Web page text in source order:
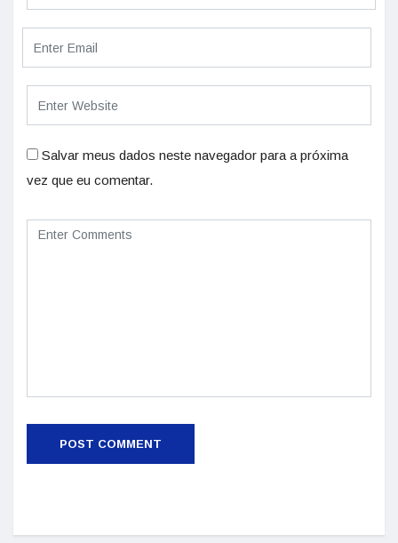
Salvar meus dados neste navegador para a próxima
vez que eu comentar.